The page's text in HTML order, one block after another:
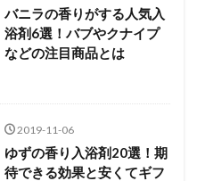
バニラの香りがする人気入
浴剤6選！バブやクナイプ
などの注目商品とは
2019-11-06
ゆずの香り入浴剤20選！期
待できる効果と安くてギフ